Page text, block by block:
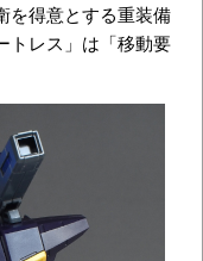
を得意とする重装備
トレス」は「移動要